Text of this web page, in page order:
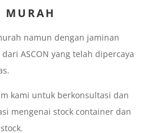
MURAH
namun dengan jaminan
ASCON yang telah dipercaya
kami untuk berkonsultasi dan
mengenai stock container dan